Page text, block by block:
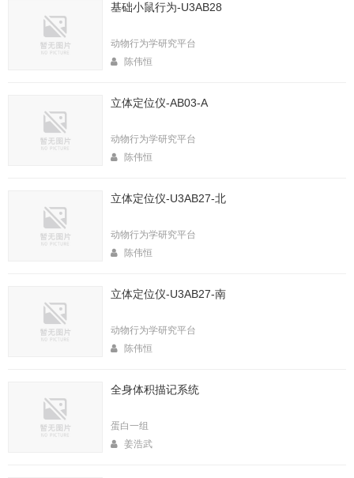
基础小鼠行为-U3AB28
动物行为学研究平台
陈伟恒
立体定位仪-AB03-A
动物行为学研究平台
陈伟恒
立体定位仪-U3AB27-北
动物行为学研究平台
陈伟恒
立体定位仪-U3AB27-南
动物行为学研究平台
陈伟恒
全身体积描记系统
蛋白一组
姜浩武